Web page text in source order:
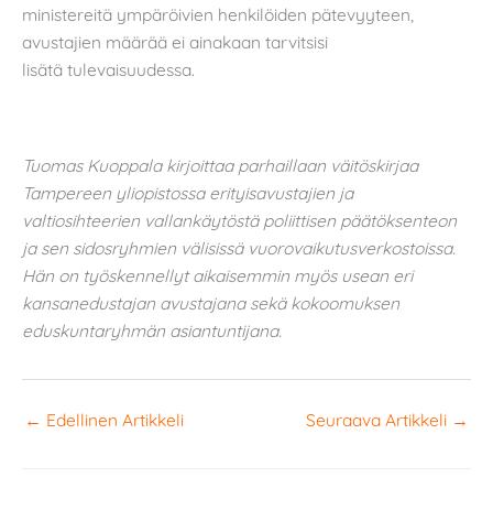
ministereitä ympäröivien henkilöiden pätevyyteen,
avustajien määrää ei ainakaan tarvitsisi
lisätä tulevaisuudessa.
Tuomas Kuoppala kirjoittaa parhaillaan väitöskirjaa
Tampereen yliopistossa erityisavustajien ja
valtiosihteerien vallankäytöstä poliittisen päätöksenteon
ja sen sidosryhmien välisissä vuorovaikutusverkostoissa.
Hän on työskennellyt aikaisemmin myös usean eri
kansanedustajan avustajana sekä kokoomuksen
eduskuntaryhmän asiantuntijana.
← Edellinen Artikkeli Seuraava Artikkeli →